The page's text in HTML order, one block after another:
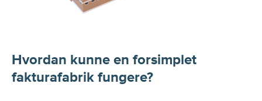
Hvordan kunne en forsimplet
fakturafabrik fungere?